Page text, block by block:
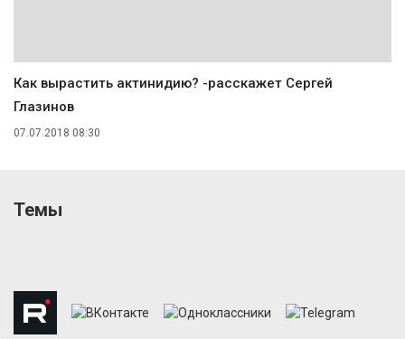
Как вырастить актинидию? -расскажет Сергей
Глазинов
07.07.2018 08:30
Темы